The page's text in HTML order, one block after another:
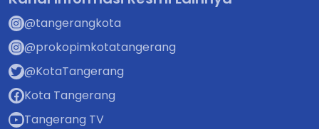
@tangerangkota
@prokopimkotatangerang
@KotaTangerang
Kota Tangerang
Tangerang TV